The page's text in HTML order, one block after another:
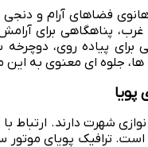
فضاهای آرام و
پناهگاهی برای
برای پیاده روی،
ها، جلوه ای معنوی به
پویا
شهرت دارند. ارتباط
ترافیک پویای موتور